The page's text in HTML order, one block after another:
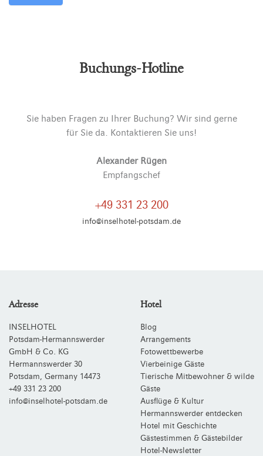
Buchungs-Hotline
Sie haben Fragen zu Ihrer Buchung? Wir sind gerne
für Sie da. Kontaktieren Sie uns!
Alexander Rügen
Empfangschef
+49 331 23 200
info@inselhotel-potsdam.de
Adresse
INSELHOTEL
Potsdam-Hermannswerder
GmbH & Co. KG
Hermannswerder 30
Potsdam, Germany 14473
+49 331 23 200
info@inselhotel-potsdam.de
Hotel
Blog
Arrangements
Fotowettbewerbe
Vierbeinige Gäste
Tierische Mitbewohner & wilde
Gäste
Ausflüge & Kultur
Hermannswerder entdecken
Hotel mit Geschichte
Gästestimmen & Gästebilder
Hotel-Newsletter